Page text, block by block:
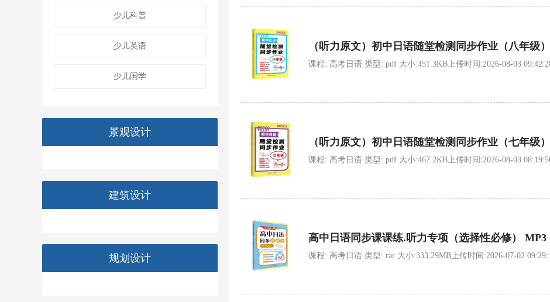
少儿科普
少儿英语
少儿国学
景观设计
建筑设计
规划设计
（听力原文）初中日语随堂检测同步作业（八年级）
课程: 高考日语 类型: pdf 大小:451.3KB上传时间:2026-08-03
（听力原文）初中日语随堂检测同步作业（七年级）
课程: 高考日语 类型: pdf 大小:467.2KB上传时间:2026-08-03
高中日语同步课课练.听力专项（选择性必修） MP3
课程: 高考日语 类型: rar 大小:333.29MB上传时间:2026-07-02